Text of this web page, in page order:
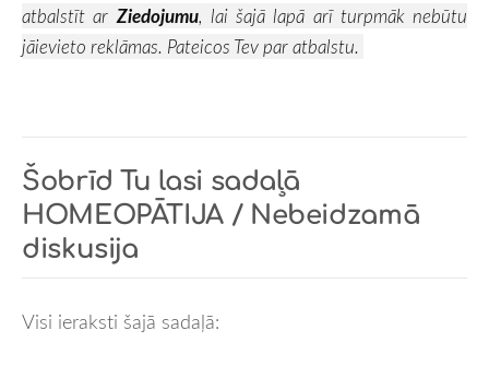
atbalstīt ar Ziedojumu, lai šajā lapā arī turpmāk nebūtu
jāievieto reklāmas. Pateicos Tev par atbalstu.
Šobrīd Tu lasi sadaļā
HOMEOPĀTIJA / Nebeidzamā
diskusija
Visi ieraksti šajā sadaļā: